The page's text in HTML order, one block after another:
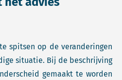
spitsen op de veranderingen
situatie. Bij de beschrijving
gemaakt te worden